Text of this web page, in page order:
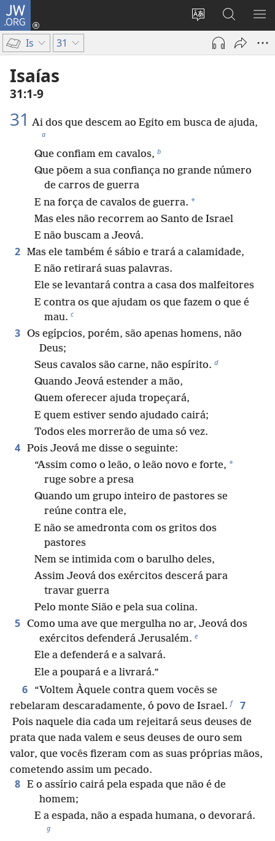
JW.ORG
Mudar
idioma
Log
Buscar
no
JW.ORG
Is 31
Isaías
31:1-9
31 Ai dos que descem ao Egito em busca de ajuda,
a
Que confiam em cavalos, b
Que põem a sua confiança no grande número
de carros de guerra
E na força de cavalos de guerra. *
Mas eles não recorrem ao Santo de Israel
E não buscam a Jeová.
2 Mas ele também é sábio e trará a calamidade,
E não retirará suas palavras.
Ele se levantará contra a casa dos malfeitores
E contra os que ajudam os que fazem o que é
mau. c
3 Os egípcios, porém, são apenas homens, não
Deus;
Seus cavalos são carne, não espírito. d
Quando Jeová estender a mão,
Quem oferecer ajuda tropeçará,
E quem estiver sendo ajudado cairá;
Todos eles morrerão de uma só vez.
4 Pois Jeová me disse o seguinte:
“Assim como o leão, o leão novo e forte, *
ruge sobre a presa
Quando um grupo inteiro de pastores se
reúne contra ele,
E não se amedronta com os gritos dos
pastores
Nem se intimida com o barulho deles,
Assim Jeová dos exércitos descerá para
travar guerra
Pelo monte Sião e pela sua colina.
5 Como uma ave que mergulha no ar, Jeová dos
exércitos defenderá Jerusalém. e
Ele a defenderá e a salvará.
Ele a poupará e a livrará.”
6
“Voltem Àquele contra quem vocês se
rebelaram descaradamente, ó povo de Israel. f 7
Pois naquele dia cada um rejeitará seus deuses de
prata que nada valem e seus deuses de ouro sem
valor, que vocês fizeram com as suas próprias mãos,
cometendo assim um pecado.
8 E o assírio cairá pela espada que não é de
homem;
E a espada, não a espada humana, o devorará.
g